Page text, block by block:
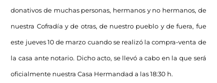
donativos de muchas personas, hermanos y no hermanos, de
nuestra Cofradía y de otras, de nuestro pueblo y de fuera, fue
este jueves 10 de marzo cuando se realizó la compra-venta de
la casa ante notario. Dicho acto, se llevó a cabo en la que será
oficialmente nuestra Casa Hermandad a las 18:30 h.